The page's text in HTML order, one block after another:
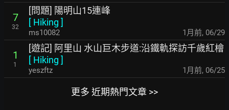
7
32
[問題] 陽明山15連峰
[ Hiking ]
ms10082 1月前, 06/29
1
1
[遊記] 阿里山 水山巨木步道:沿鐵軌探訪千歲紅檜
[ Hiking ]
yeszftz 1月前, 06/25
更多 近期熱門文章 >>